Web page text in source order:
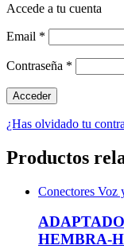
Accede a tu cuenta
Email *
Contraseña *
¿Has olvidado tu
Productos
Conectores Voz
HEMBRA-